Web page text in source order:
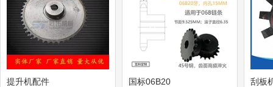
提升机配件 国标06B20 刮板